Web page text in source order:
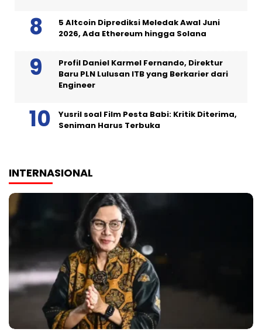
5 Altcoin Diprediksi Meledak Awal Juni
2026, Ada Ethereum hingga Solana
Profil Daniel Karmel Fernando, Direktur
Baru PLN Lulusan ITB yang Berkarier dari
Engineer
Yusril soal Film Pesta Babi: Kritik Diterima,
Seniman Harus Terbuka
INTERNASIONAL